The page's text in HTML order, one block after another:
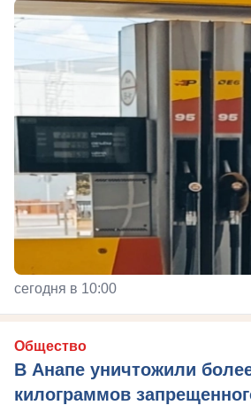
сегодня в 10:00
Общество
В Анапе уничтожили
килограммов